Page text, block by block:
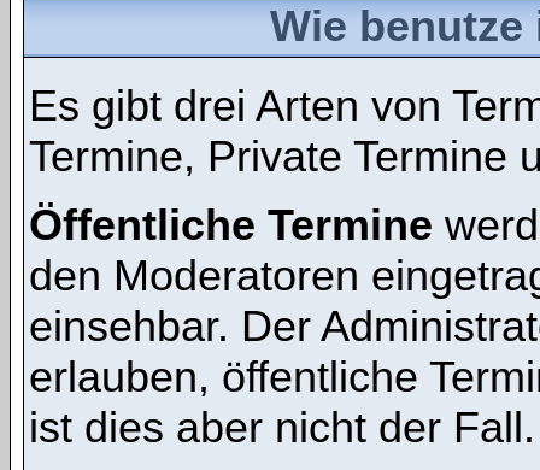
Wie
Es gibt drei Arten von
Termine, Private Termine
Öffentliche Termine
den Moderatoren
einsehbar. Der
erlauben, öffentliche
ist dies aber nicht der Fall.